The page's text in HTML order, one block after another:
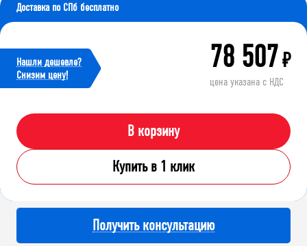
Доставка по СПб бесплатно
Нашли дешевле?
Cнизим цену!
78 507₽
цена указана с НДС
В корзину
Купить в 1 клик
Получить консультацию